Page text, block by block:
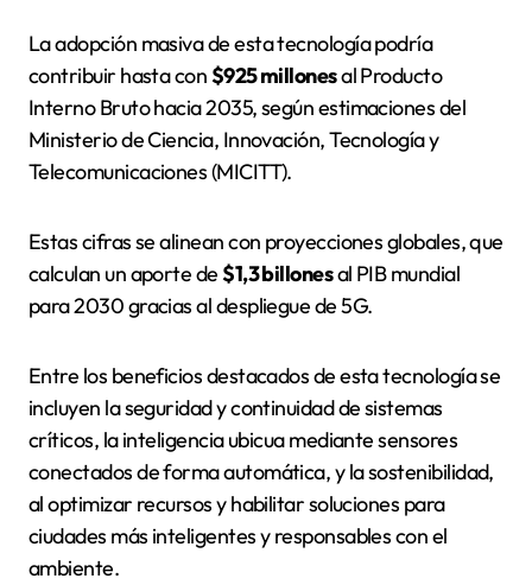
La adopción masiva de esta tecnología podría
contribuir hasta con$925 millonesal Producto
Interno Bruto hacia 2035, según estimaciones del
Ministerio de Ciencia, Innovación, Tecnología y
Telecomunicaciones (MICITT).
Estas cifras se alinean con proyecciones globales, que
calculan un aporte de$1,3 billonesal PIB mundial
para 2030 gracias al despliegue de 5G.
Entre los beneficios destacados de esta tecnología se
incluyen la seguridad y continuidad de sistemas
críticos, la inteligencia ubicua mediante sensores
conectados de forma automática, y la sostenibilidad,
al optimizar recursos y habilitar soluciones para
ciudades más inteligentes y responsables con el
ambiente.